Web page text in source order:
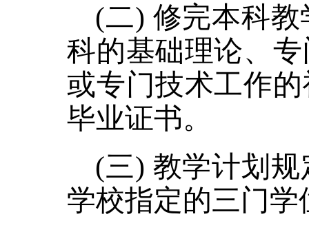
(二) 修完本科
科的基础理论、
或专门技术工作
毕业证书。
(三) 教学计划
学校指定的三门学